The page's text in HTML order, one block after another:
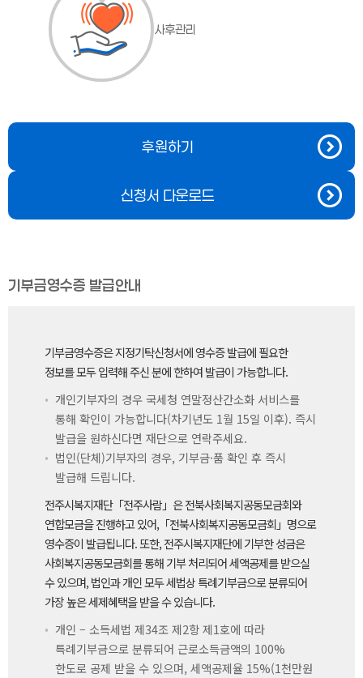
사후관리
후원하기
신청서 다운로드
기부금영수증 발급안내
기부금영수증은 지정기탁신청서에 영수증 발급에 필요한
정보를 모두 입력해 주신 분에 한하여 발급이 가능합니다.
개인기부자의 경우 국세청 연말정산간소화 서비스를
통해 확인이 가능합니다(차기년도 1월 15일 이후). 즉시
발급을 원하신다면 재단으로 연락주세요.
법인(단체)기부자의 경우, 기부금·품 확인 후 즉시
발급해 드립니다.
전주시복지재단「전주사람」은 전북사회복지공동모금회와
연합모금을 진행하고 있어,「전북사회복지공동모금회」명으로
영수증이 발급됩니다. 또한, 전주시복지재단에 기부한 성금은
사회복지공동모금회를 통해 기부 처리되어 세액공제를 받으실
수 있으며, 법인과 개인 모두 세법상 특례기부금으로 분류되어
가장 높은 세제혜택을 받을 수 있습니다.
개인 – 소득세법 제34조 제2항 제1호에 따라
특례기부금으로 분류되어 근로소득금액의 100%
한도로 공제 받을 수 있으며, 세액공제율 15%(1천만원